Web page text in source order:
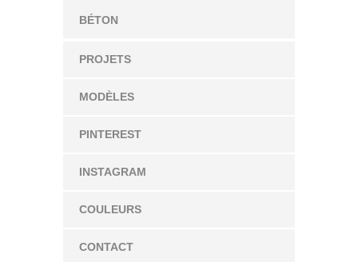
BÉTON
PROJETS
MODÈLES
PINTEREST
INSTAGRAM
COULEURS
CONTACT